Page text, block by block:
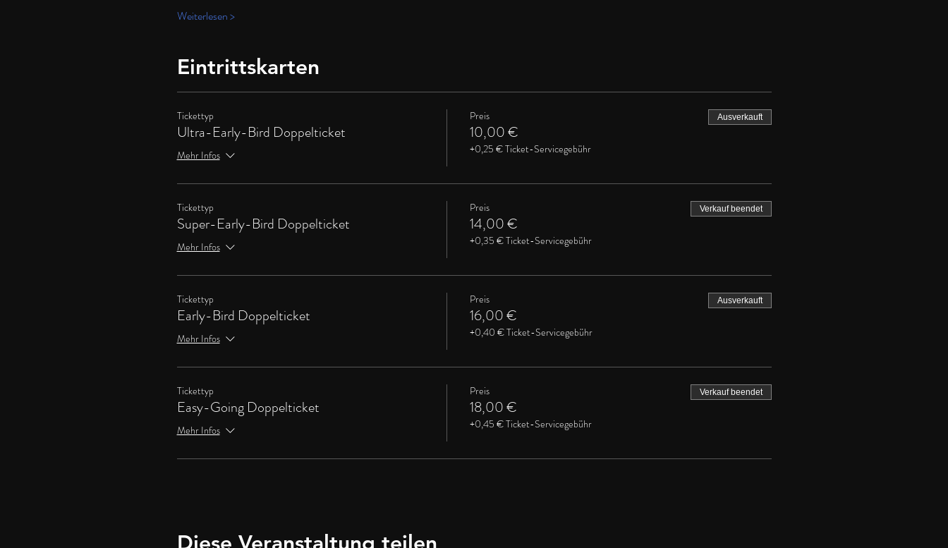
Weiterlesen >
Eintrittskarten
Tickettyp
Ultra-Early-Bird Doppelticket
Mehr Infos
Preis
10,00 €
+0,25 € Ticket-Servicegebühr
Ausverkauft
Tickettyp
Super-Early-Bird Doppelticket
Mehr Infos
Preis
14,00 €
+0,35 € Ticket-Servicegebühr
Verkauf beendet
Tickettyp
Early-Bird Doppelticket
Mehr Infos
Preis
16,00 €
+0,40 € Ticket-Servicegebühr
Ausverkauft
Tickettyp
Easy-Going Doppelticket
Mehr Infos
Preis
18,00 €
+0,45 € Ticket-Servicegebühr
Verkauf beendet
Diese Veranstaltung teilen